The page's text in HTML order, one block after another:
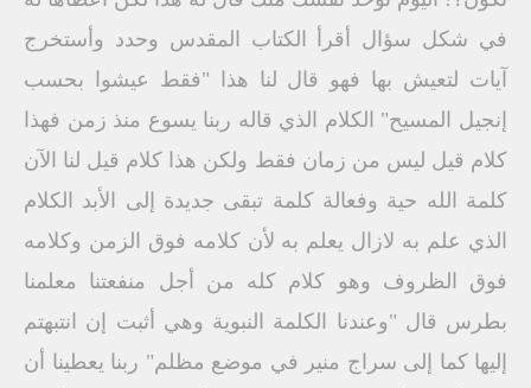
في شكل سؤال أقرأ الكتاب المقدس وحدد وأستخرج
آيات لتعيش بها فهو قال لنا هذا "فقط عيشوا بحسب
إنجيل المسيح" الكلام الذي قاله ربنا يسوع منذ زمن فهذا
كلام قيل ليس من زمان فقط ولكن هذا كلام قيل لنا الآن
كلمة الله حية وفعالة كلمة تبقى جديدة إلى الأبد الكلام
الذي علم به لازال يعلم به لأن كلامه فوق الزمن وكلامه
فوق الظروف وهو كلام كله من أجل منفعتنا معلمنا
بطرس قال "وعندنا الكلمة النبوية وهي أثبت إن انتبهتم
إليها كما إلى سراج منير في موضع مظلم" ربنا يعطينا أن